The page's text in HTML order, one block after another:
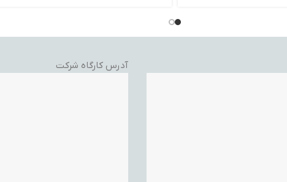
آدرس کارگاه شرکت